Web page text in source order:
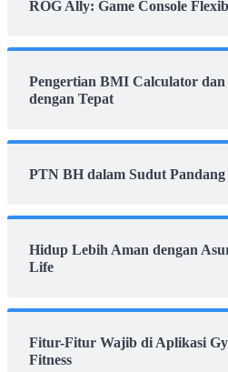
ROG Ally: Game Console
Pengertian BMI Calculator
dengan Tepat
PTN BH dalam Sudut
Hidup Lebih Aman dengan
Life
Fitur-Fitur Wajib di Aplikasi
Fitness